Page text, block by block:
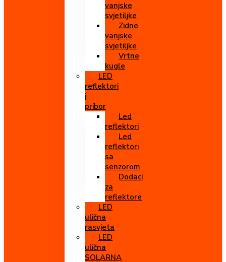
vanjske
svjetiljke
Zidne
vanjske
svjetiljke
Vrtne
kugle
LED
reflektori
i
pribor
Led
reflektori
Led
reflektori
sa
senzorom
Dodaci
za
reflektore
LED
ulična
rasvjeta
LED
ulična
SOLARNA